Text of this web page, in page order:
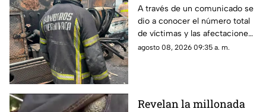
nueva información tras
la explosión de la pipa
de gas LP en
Cuernavaca
A través de un comunicado se
dio a conocer el número total
de víctimas y las afectaciones
tras el siniestro.
agosto 08, 2026 09:35 a. m.
Revelan la millonada